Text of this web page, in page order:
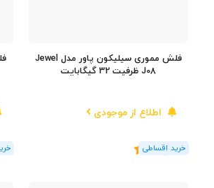
فلش مموری سیلیکون پاور مدل Jewel
J08 ظرفیت 32 گیگابایت
اطلاع از موجودی
(2 رای)
5
(3